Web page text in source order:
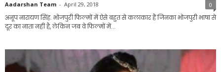
Aadarshan Team - April 29, 2018 0
अनूप नारायण सिंह. भोजपुरी फिल्मों में ऐसे बहुत से कलाकार हैं जिनका भोजपुरी भाषा से
दूर का नाता नहीं है, लेकिन जब वे फिल्मों में...